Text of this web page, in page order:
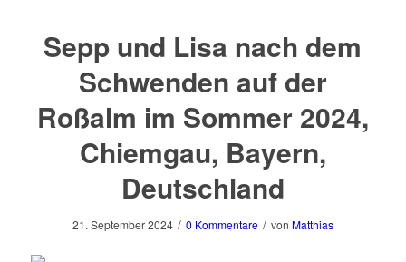
Sepp und Lisa nach dem
Schwenden auf der
Roßalm im Sommer 2024,
Chiemgau, Bayern,
Deutschland
21. September 2024 / 0 Kommentare / von Matthias